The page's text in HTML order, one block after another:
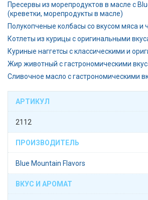
Пресервы из морепродуктов в масле с
(креветки, морепродукты в масле)
Полукопченые колбасы со вкусом мяса и
Котлеты из курицы с оригинальными
Куриные наггетсы с классическими и
Жир животный с гастрономическими
Сливочное масло с гастрономическими
АРТИКУЛ
2112
ПРОИЗВОДИТЕЛЬ
Blue Mountain Flavors
ВКУС И АРОМАТ